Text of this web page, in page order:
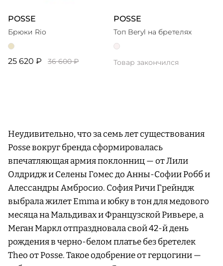
POSSE
Брюки Rio
25 620 ₽ 36 600 ₽
POSSE
Топ Beryl на бретелях
Товар закончился
Неудивительно, что за семь лет существования
Posse вокруг бренда сформировалась
впечатляющая армия поклонниц — от Лили
Олдридж и Селены Гомес до Анны-Софии Робб и
Алессандры Амбросио. София Ричи Грейндж
выбрала жилет Emma и юбку в тон для медового
месяца на Мальдивах и Французской Ривьере, а
Меган Маркл отпраздновала свой 42-й день
рождения в черно-белом платье без бретелек
Theo от Posse. Такое одобрение от герцогини —